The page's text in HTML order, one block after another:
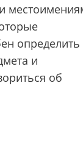
определить
и
об